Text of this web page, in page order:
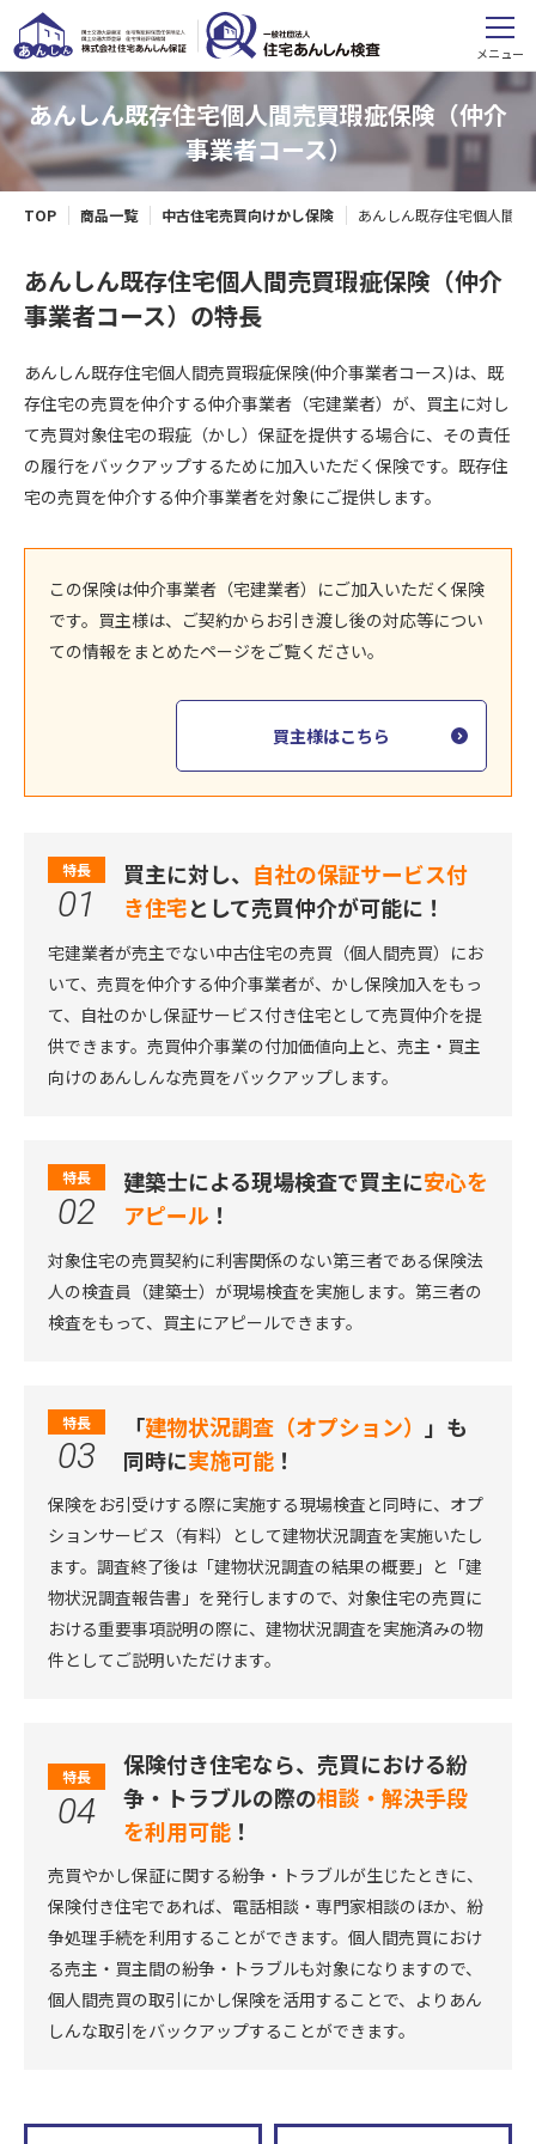
メニュー
TOP 商品一覧 中古住宅売買向けかし保険 あんしん既存住宅個人間
あんしん既存住宅個人間売買瑕疵保険（仲介
事業者コース）
あんしん既存住宅個人間売買瑕疵保険 （仲介
事業者コース）の特長
あんしん既存住宅個人間売買瑕疵保険(仲介事業者コース)は、既
存住宅の売買を仲介する仲介事業者（宅建業者）が、買主に対し
て売買対象住宅の瑕疵（かし）保証を提供する場合に、その責任
の履行をバックアップするために加入いただく保険です。既存住
宅の売買を仲介する仲介事業者を対象にご提供します。
この保険は仲介事業者（宅建業者）にご加入いただく保険
です。買主様は、ご契約からお引き渡し後の対応等につい
ての情報をまとめたページをご覧ください。
買主様はこちら
特長
01
買主に対し、 自社の保証サービス付
き住宅として売買仲介が可能に！
宅建業者が売主でない中古住宅の売買（個人間売買）にお
いて、売買を仲介する仲介事業者が、かし保険加入をもっ
て、自社のかし保証サービス付き住宅として売買仲介を提
供できます。売買仲介事業の付加価値向上と、売主・買主
向けのあんしんな売買をバックアップします。
特長
02
建築士による現場検査で買主に安心を
アピール ！
対象住宅の売買契約に利害関係のない第三者である保険法
人の検査員（建築士）が現場検査を実施します。第三者の
検査をもって、買主にアピールできます。
特長
03
「建物状況調査（オプション）
」も
同時に実施可能 ！
保険をお引受けする際に実施する現場検査と同時に、オプ
ションサービス（有料）として建物状況調査を実施いたし
ます。調査終了後は「建物状況調査の結果の概要」と「建
物状況調査報告書」を発行しますので、対象住宅の売買に
おける重要事項説明の際に、建物状況調査を実施済みの物
件としてご説明いただけます。
特長
04
保険付き住宅なら、売買における紛
争・トラブルの際の相談・解決手段
を利用可能 ！
売買やかし保証に関する紛争・トラブルが生じたときに、
保険付き住宅であれば、電話相談・専門家相談のほか、紛
争処理手続を利用することができます。個人間売買におけ
る売主・買主間の紛争・トラブルも対象になりますので、
個人間売買の取引にかし保険を活用することで、よりあん
しんな取引をバックアップすることができます。